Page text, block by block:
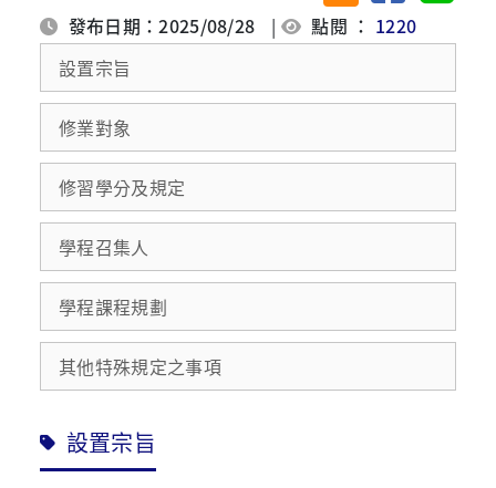
發布日期：2025/08/28 | 點閱 ： 1220
設置宗旨
修業對象
修習學分及規定
學程召集人
學程課程規劃
其他特殊規定之事項
設置宗旨